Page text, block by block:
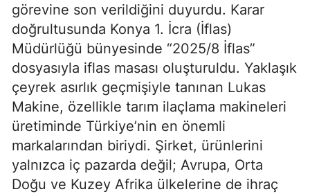
görevine son verildiğini duyurdu. Karar
doğrultusunda Konya 1. İcra (İflas)
Müdürlüğü bünyesinde “2025/8 İflas”
dosyasıyla iflas masası oluşturuldu. Yaklaşık
çeyrek asırlık geçmişiyle tanınan Lukas
Makine, özellikle tarım ilaçlama makineleri
üretiminde Türkiye’nin en önemli
markalarından biriydi. Şirket, ürünlerini
yalnızca iç pazarda değil; Avrupa, Orta
Doğu ve Kuzey Afrika ülkelerine de ihraç